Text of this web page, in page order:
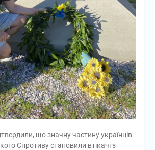
що значну частину українців
Спротиву становили втікачі з